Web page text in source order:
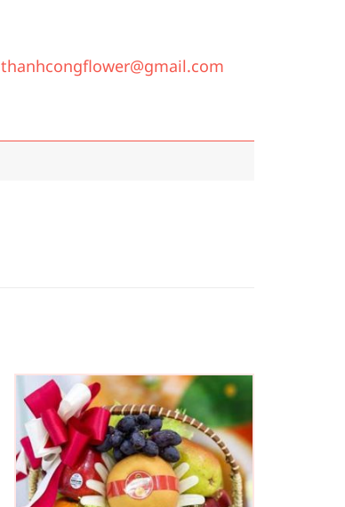
thanhcongflower@gmail.com